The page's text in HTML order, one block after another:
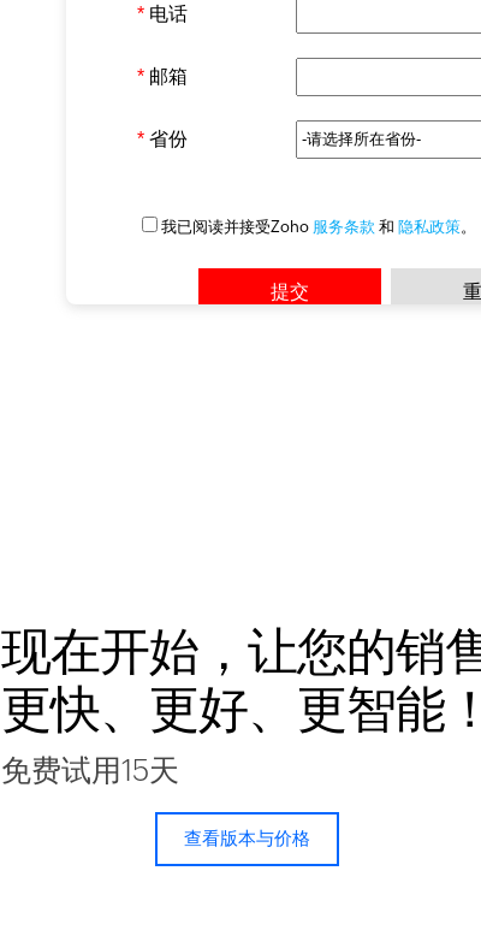
*电话
*邮箱
*省份
我已阅读并接受Zoho 服务条款 和 隐私政策。
现在开始，让您的销
更快、更好、更智能！
免费试用15天
查看版本与价格